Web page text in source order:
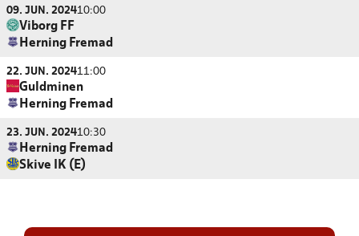
09. JUN. 202410:00
Viborg FF
Herning Fremad
22. JUN. 202411:00
Guldminen
Herning Fremad
23. JUN. 202410:30
Herning Fremad
Skive IK (E)